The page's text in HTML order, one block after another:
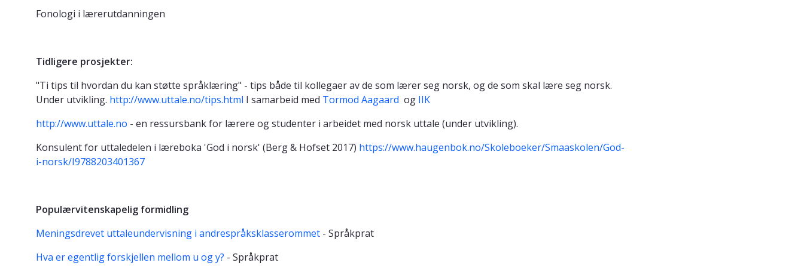
Fonologi i lærerutdanningen
Tidligere prosjekter:
"Ti tips til hvordan du kan støtte språklæring" - tips både til kollegaer av de som lærer seg norsk, og de som skal lære seg norsk.
Under utvikling. http://www.uttale.no/tips.html I samarbeid med Tormod Aagaard og IIK
http://www.uttale.no - en ressursbank for lærere og studenter i arbeidet med norsk uttale (under utvikling).
Konsulent for uttaledelen i læreboka 'God i norsk' (Berg & Hofset 2017) https://www.haugenbok.no/Skoleboeker/Smaaskolen/God-
i-norsk/I9788203401367
Populærvitenskapelig formidling
Meningsdrevet uttaleundervisning i andrespråksklasserommet - Språkprat
Hva er egentlig forskjellen mellom u og y? - Språkprat